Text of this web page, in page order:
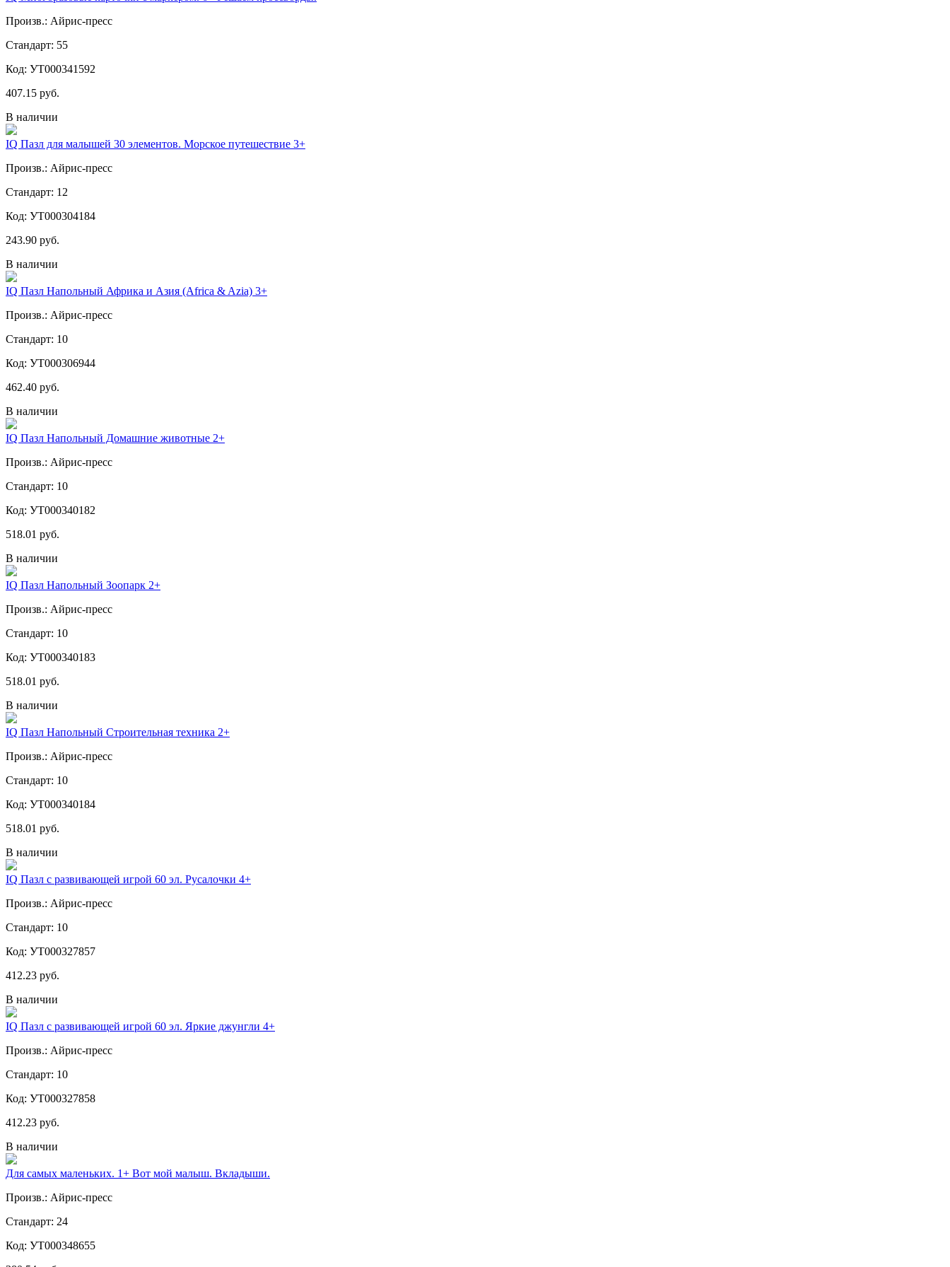
Произв.: Айрис-пресс
Стандарт: 55
Код: УТ000341592
407.15 руб.
В наличии
IQ Пазл для малышей 30 элементов. Морское путешествие 3+
Произв.: Айрис-пресс
Стандарт: 12
Код: УТ000304184
243.90 руб.
В наличии
IQ Пазл Напольный Африка и Азия (Africa & Azia) 3+
Произв.: Айрис-пресс
Стандарт: 10
Код: УТ000306944
462.40 руб.
В наличии
IQ Пазл Напольный Домашние животные 2+
Произв.: Айрис-пресс
Стандарт: 10
Код: УТ000340182
518.01 руб.
В наличии
IQ Пазл Напольный Зоопарк 2+
Произв.: Айрис-пресс
Стандарт: 10
Код: УТ000340183
518.01 руб.
В наличии
IQ Пазл Напольный Строительная техника 2+
Произв.: Айрис-пресс
Стандарт: 10
Код: УТ000340184
518.01 руб.
В наличии
IQ Пазл с развивающей игрой 60 эл. Русалочки 4+
Произв.: Айрис-пресс
Стандарт: 10
Код: УТ000327857
412.23 руб.
В наличии
IQ Пазл с развивающей игрой 60 эл. Яркие джунгли 4+
Произв.: Айрис-пресс
Стандарт: 10
Код: УТ000327858
412.23 руб.
В наличии
Для самых маленьких. 1+ Вот мой малыш. Вкладыши.
Произв.: Айрис-пресс
Стандарт: 24
Код: УТ000348655